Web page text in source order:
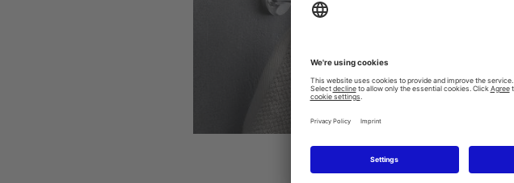
الأكسسوارات